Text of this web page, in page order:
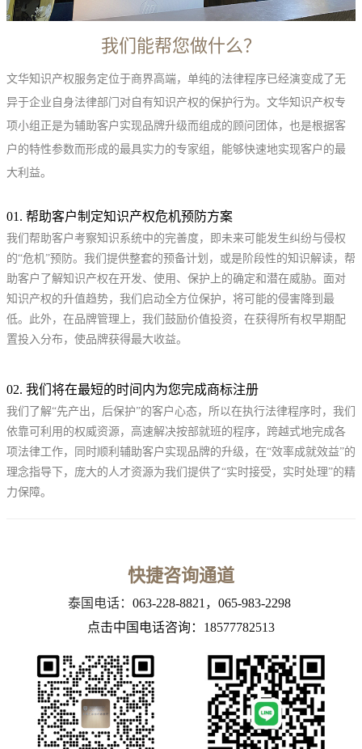
我们能帮您做什么？
文华知识产权服务定位于商界高端，单纯的法律程序已经演变成了无
异于企业自身法律部门对自有知识产权的保护行为。文华知识产权专
项小组正是为辅助客户实现品牌升级而组成的顾问团体，也是根据客
户的特性参数而形成的最具实力的专家组，能够快速地实现客户的最
大利益。
01. 帮助客户制定知识产权危机预防方案
我们帮助客户考察知识系统中的完善度，即未来可能发生纠纷与侵权
的“危机”预防。我们提供整套的预备计划，或是阶段性的知识解读，帮
助客户了解知识产权在开发、使用、保护上的确定和潜在威胁。面对
知识产权的升值趋势，我们启动全方位保护，将可能的侵害降到最
低。此外，在品牌管理上，我们鼓励价值投资，在获得所有权早期配
置投入分布，使品牌获得最大收益。
02. 我们将在最短的时间内为您完成商标注册
我们了解“先产出，后保护”的客户心态，所以在执行法律程序时，我们
依靠可利用的权威资源，高速解决按部就班的程序，跨越式地完成各
项法律工作，同时顺利辅助客户实现品牌的升级，在“效率成就效益”的
理念指导下，庞大的人才资源为我们提供了“实时接受，实时处理”的精
力保障。
快捷咨询通道
泰国电话： 063-228-8821 ， 065-983-2298
点击中国电话咨询：18577782513